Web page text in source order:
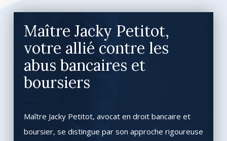
Maître Jacky Petitot,
votre allié contre les
abus bancaires et
boursiers
Maître Jacky Petitot, avocat en droit bancaire et
boursier, se distingue par son approche rigoureuse